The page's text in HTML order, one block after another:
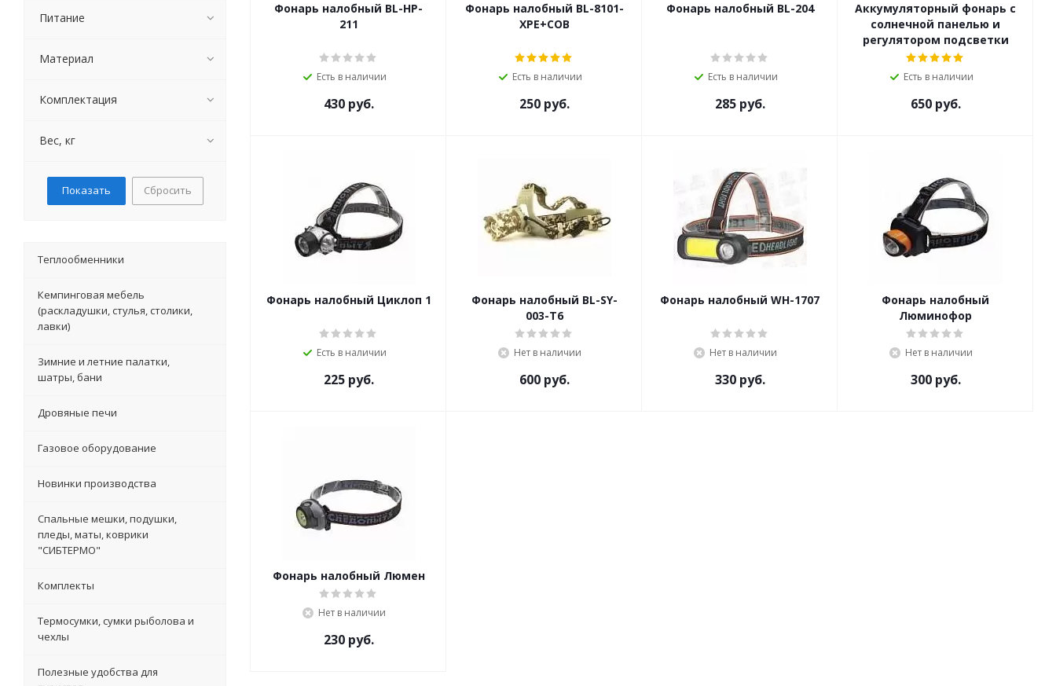
Фонарь налобный BL-HP-
211
Есть в наличии
430руб.
Фонарь налобный BL-8101-
XPE+COB
Есть в наличии
250руб.
Фонарь налобный BL-204
Есть в наличии
285руб.
Аккумуляторный фонарь с
солнечной панелью и
регулятором подсветки
Есть в наличии
650руб.
Фонарь налобный Циклоп 1
Есть в наличии
225руб.
Фонарь налобный BL-SY-
003-T6
Нет в наличии
600руб.
Фонарь налобный WH-1707
Нет в наличии
330руб.
Фонарь налобный
Люминофор
Нет в наличии
300руб.
Фонарь налобный Люмен
Нет в наличии
230руб.
Питание
Материал
Комплектация
Вес, кг
Сбросить
Теплообменники
Кемпинговая мебель
(раскладушки, стулья, столики,
лавки)
Зимние и летние палатки,
шатры, бани
Дровяные печи
Газовое оборудование
Новинки производства
Спальные мешки, подушки,
пледы, маты, коврики
"СИБТЕРМО"
Комплекты
Термосумки, сумки рыболова и
чехлы
Полезные удобства для